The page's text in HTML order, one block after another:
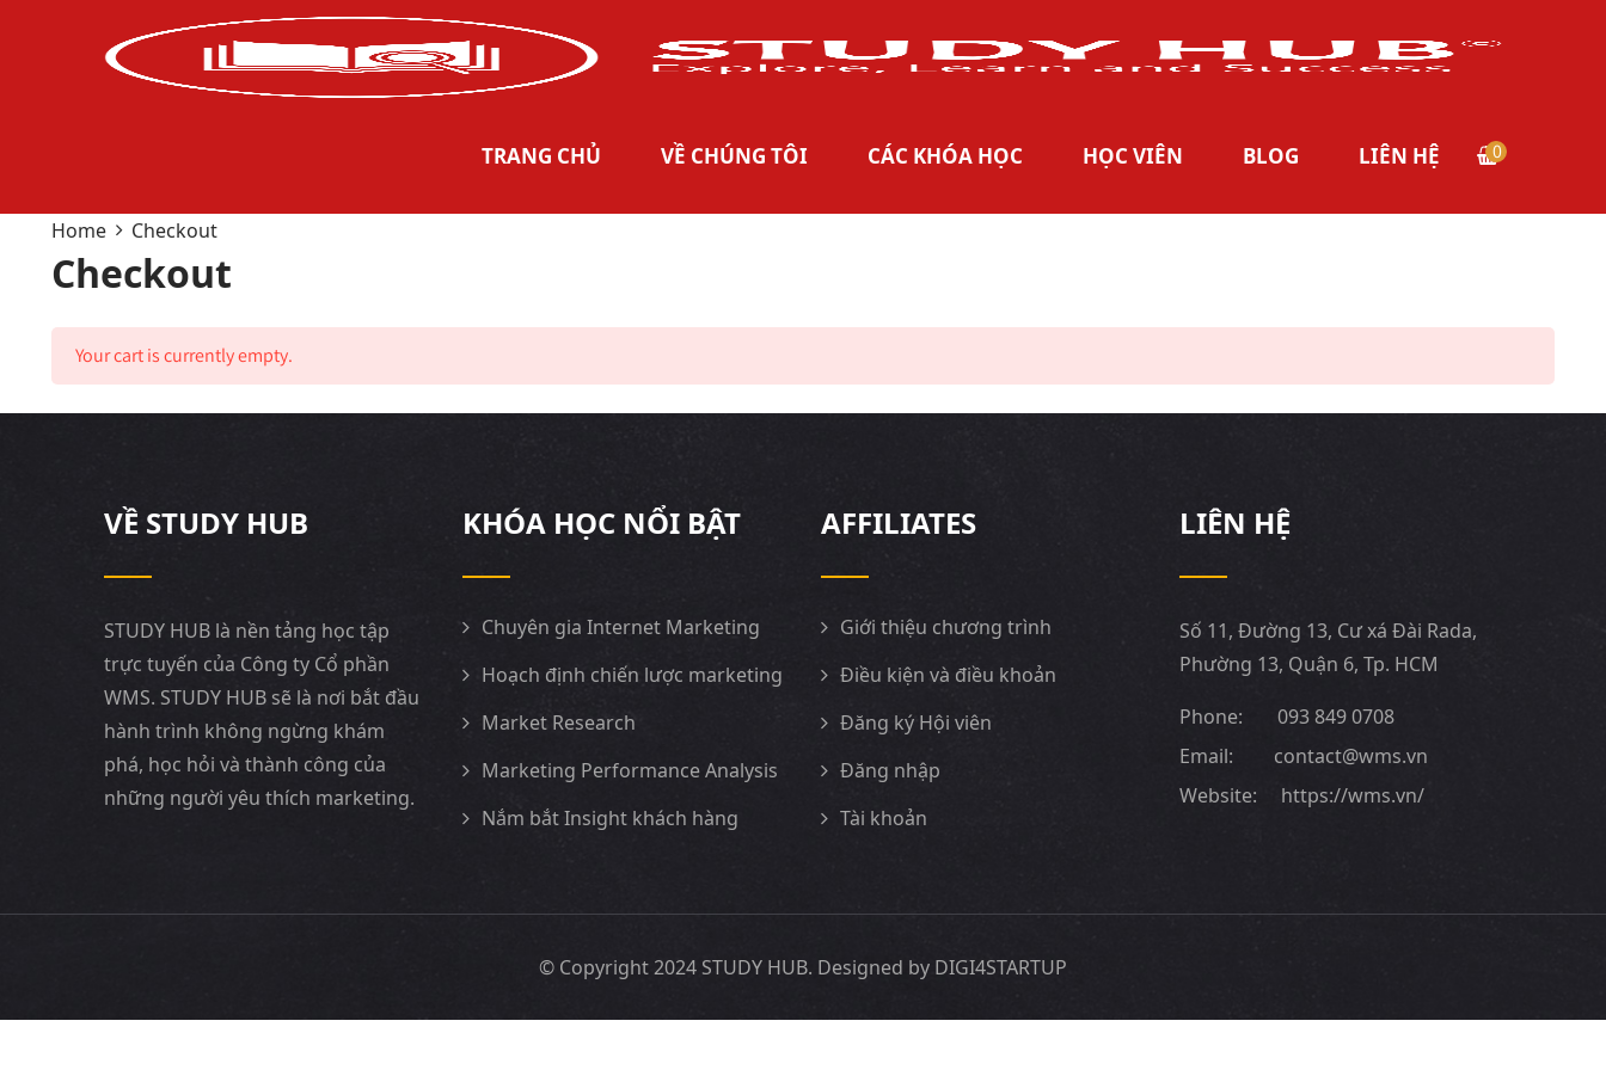
TRANG CHỦ VỀ CHÚNG TÔI CÁC KHÓA HỌC HỌC VIÊN BLOG LIÊN HỆ 0
Home Checkout
Checkout
Your cart is currently empty.
VỀ STUDY HUB
STUDY HUB là nền tảng học tập
trực tuyến của Công ty Cổ phần
WMS. STUDY HUB sẽ là nơi bắt đầu
hành trình không ngừng khám
phá, học hỏi và thành công của
những người yêu thích marketing.
KHÓA HỌC NỔI BẬT
Chuyên gia Internet Marketing
Hoạch định chiến lược marketing
Market Research
Marketing Performance Analysis
Nắm bắt Insight khách hàng
AFFILIATES
Giới thiệu chương trình
Điều kiện và điều khoản
Đăng ký Hội viên
Đăng nhập
Tài khoản
LIÊN HỆ
Số 11, Đường 13, Cư xá Đài Rada,
Phường 13, Quận 6, Tp. HCM
Phone:
093 849 0708
Email:
contact@wms.vn
Website:
https://wms.vn/
© Copyright 2024 STUDY HUB. Designed by DIGI4STARTUP
New Course: Big Marketing Program Xem ngay